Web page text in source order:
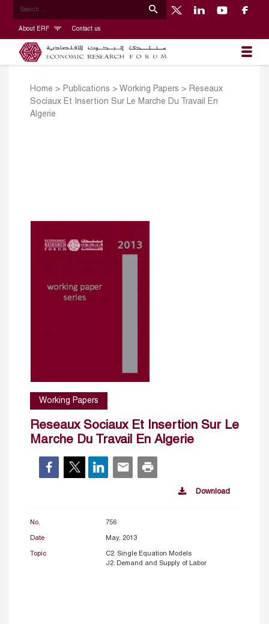
About ERF Contact us
Home > Publications > Working Papers > Reseaux
Sociaux Et Insertion Sur Le Marche Du Travail En
Algerie
Working Papers
Reseaux Sociaux Et Insertion Sur Le
Marche Du Travail En Algerie
Download
No. 756
Date May, 2013
Topic
C2. Single Equation Models
J2. Demand and Supply of Labor